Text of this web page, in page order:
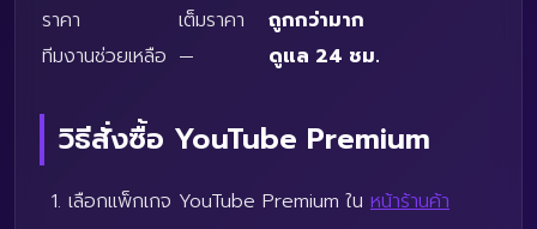
ราคา
เต็มราคา
ถูกกว่ามาก
ทีมงานช่วยเหลือ — ดูแล 24 ชม.
วิธีสั่งซื้อ YouTube Premium
เลือกแพ็กเกจ YouTube Premium ใน หน้าร้านค้า